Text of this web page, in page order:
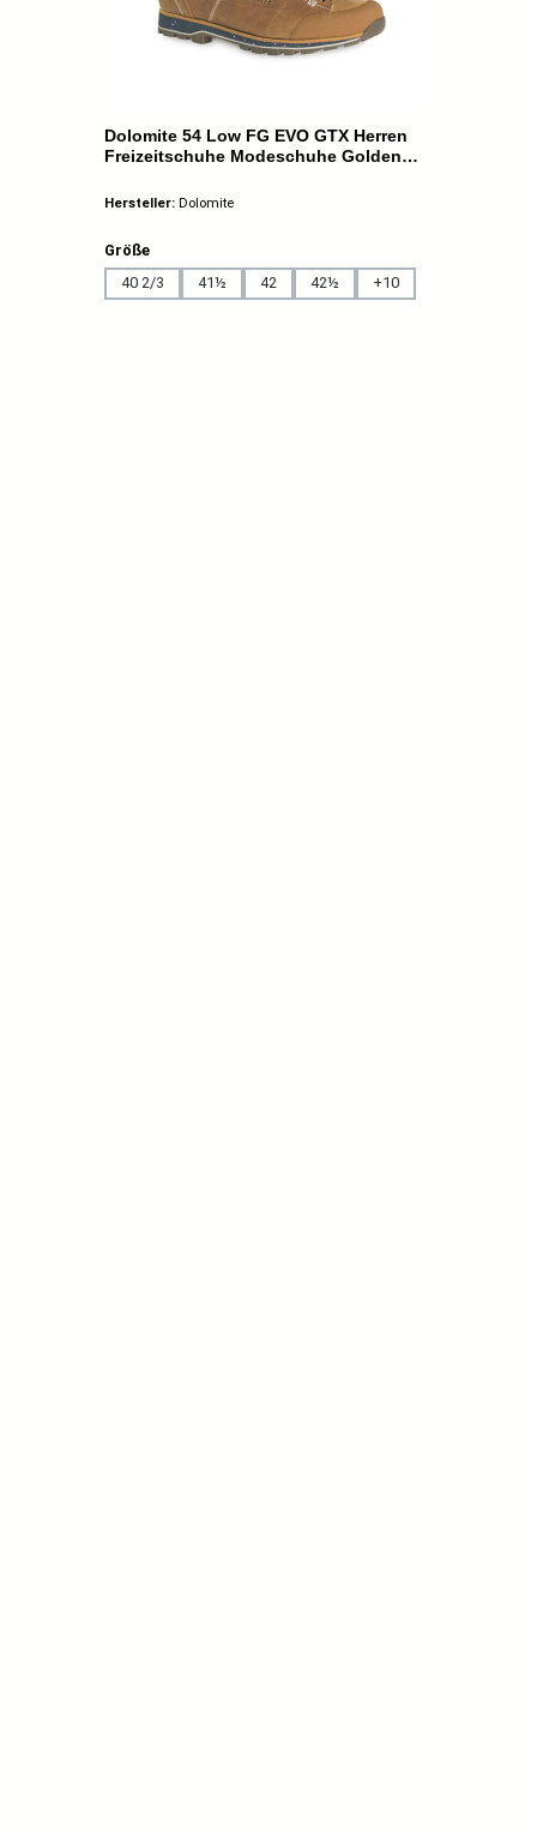
Dolomite 54 Low FG EVO GTX Herren
Freizeitschuhe Modeschuhe Golden
Hersteller: Dolomite
Größeauswählen
40 2/3
41½ 42 42½ +10